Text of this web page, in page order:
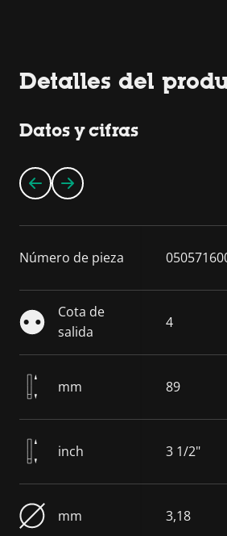
Detalles del
Datos y cifras
Número de pieza
Cota de
salida
4
mm 89
inch 3 1/2"
mm 3,18